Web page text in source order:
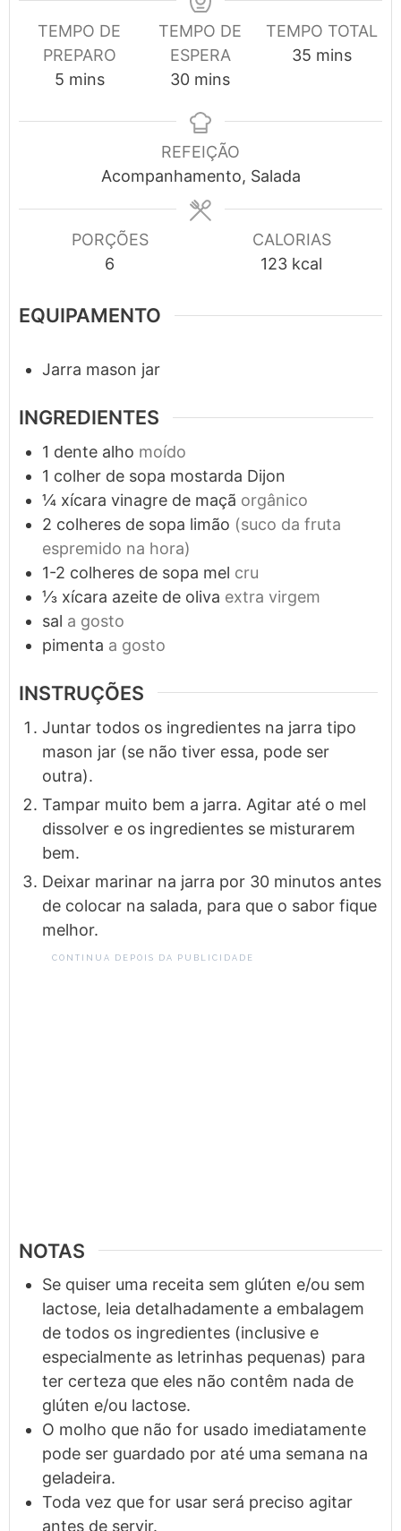
TEMPO DE
PREPARO
5minutes
mins
TEMPO DE
ESPERA
30minutes
mins
TEMPO TOTAL
35minutes
mins
REFEIÇÃO
Acompanhamento, Salada
PORÇÕES
6
CALORIAS
123 kcal
EQUIPAMENTO
Jarra mason jar
INGREDIENTES
1 dente alho moído
1 colher de sopa mostarda Dijon
¼ xícara vinagre de maçã orgânico
2 colheres de sopa limão (suco da fruta
espremido na hora)
1-2 colheres de sopa mel cru
⅓ xícara azeite de oliva extra virgem
sal a gosto
pimenta a gosto
INSTRUÇÕES
Juntar todos os ingredientes na jarra tipo
mason jar (se não tiver essa, pode ser
outra).
Tampar muito bem a jarra. Agitar até o mel
dissolver e os ingredientes se misturarem
bem.
Deixar marinar na jarra por 30 minutos antes
de colocar na salada, para que o sabor fique
melhor.
CONTINUA DEPOIS DA PUBLICIDADE
NOTAS
Se quiser uma receita sem glúten e/ou sem
lactose, leia detalhadamente a embalagem
de todos os ingredientes (inclusive e
especialmente as letrinhas pequenas) para
ter certeza que eles não contêm nada de
glúten e/ou lactose.
O molho que não for usado imediatamente
pode ser guardado por até uma semana na
geladeira.
Toda vez que for usar será preciso agitar
antes de servir.